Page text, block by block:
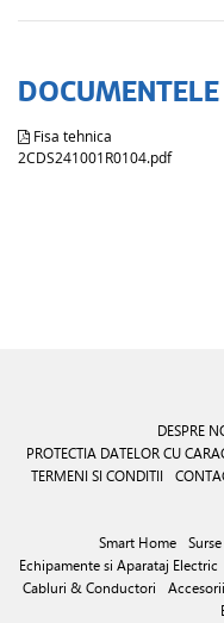
Fisa tehnica
2CDS241001R0104.pdf
DESPRE
PROTECTIA DATELOR CU
TERMENI SI CONDITII
Smart Home
Echipamente si Aparataj Electric
Cabluri & Conductori
Accesorii